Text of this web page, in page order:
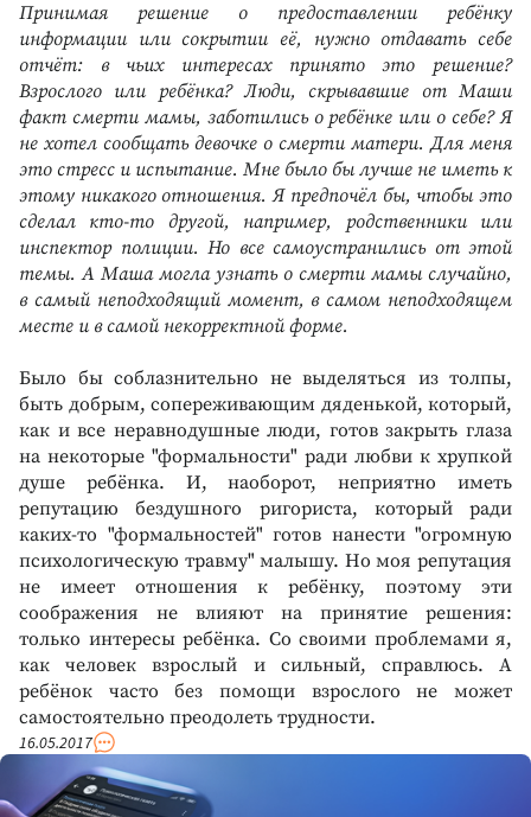
Принимая решение о предоставлении ребёнку
информации или сокрытии её, нужно отдавать себе
отчёт: в чьих интересах принято это решение?
Взрослого или ребёнка? Люди, скрывавшие от Маши
факт смерти мамы, заботились о ребёнке или о себе? Я
не хотел сообщать девочке о смерти матери. Для меня
это стресс и испытание. Мне было бы лучше не иметь к
этому никакого отношения. Я предпочёл бы, чтобы это
сделал кто-то другой, например, родственники или
инспектор полиции. Но все самоустранились от этой
темы. А Маша могла узнать о смерти мамы случайно,
в самый неподходящий момент, в самом неподходящем
месте и в самой некорректной форме.
Было бы соблазнительно не выделяться из толпы,
быть добрым, сопереживающим дяденькой, который,
как и все неравнодушные люди, готов закрыть глаза
на некоторые "формальности" ради любви к хрупкой
душе ребёнка. И, наоборот, неприятно иметь
репутацию бездушного ригориста, который ради
каких-то "формальностей" готов нанести "огромную
психологическую травму" малышу. Но моя репутация
не имеет отношения к ребёнку, поэтому эти
соображения не влияют на принятие решения:
только интересы ребёнка. Со своими проблемами я,
как человек взрослый и сильный, справлюсь. А
ребёнок часто без помощи взрослого не может
самостоятельно преодолеть трудности.
16.05.2017